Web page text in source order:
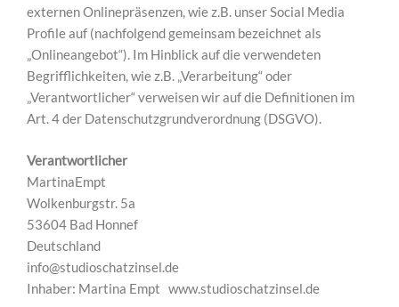
externen Onlinepräsenzen, wie z.B. unser Social Media
Profile auf (nachfolgend gemeinsam bezeichnet als
„Onlineangebot“). Im Hinblick auf die verwendeten
Begrifflichkeiten, wie z.B. „Verarbeitung“ oder
„Verantwortlicher“ verweisen wir auf die Definitionen im
Art. 4 der Datenschutzgrundverordnung (DSGVO).
Verantwortlicher
MartinaEmpt
Wolkenburgstr. 5a
53604 Bad Honnef
Deutschland
info@studioschatzinsel.de
Inhaber: Martina Empt www.studioschatzinsel.de